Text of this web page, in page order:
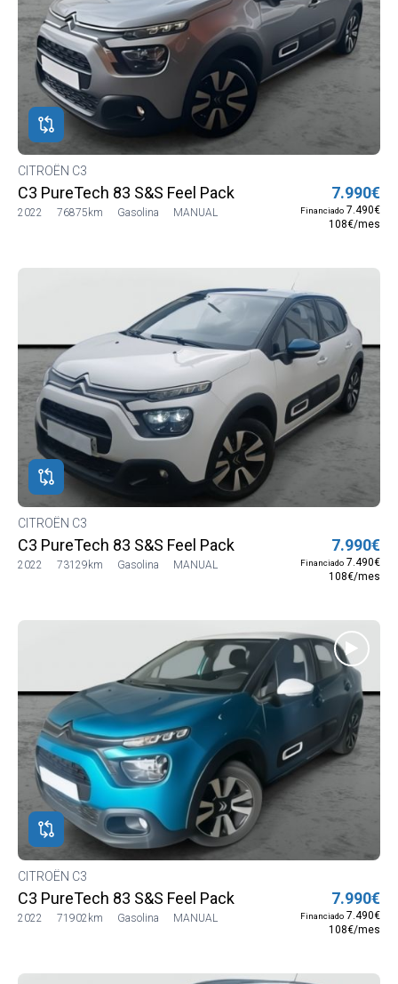
CITROËN C3
C3 PureTech 83 S&S Feel Pack
2022 76875km Gasolina MANUAL
7.990€
Financiado 7.490€
108€/mes
CITROËN C3
C3 PureTech 83 S&S Feel Pack
2022 73129km Gasolina MANUAL
7.990€
Financiado 7.490€
108€/mes
CITROËN C3
C3 PureTech 83 S&S Feel Pack
2022 71902km Gasolina MANUAL
7.990€
Financiado 7.490€
108€/mes